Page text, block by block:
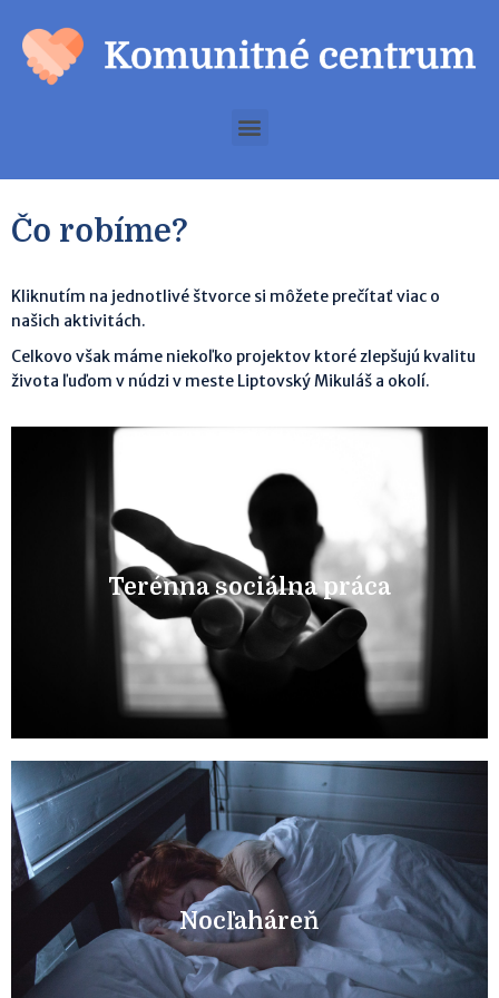
Čo robíme?
Kliknutím na jednotlivé štvorce si môžete prečítať viac o
našich aktivitách.
Celkovo však máme niekoľko projektov ktoré zlepšujú kvalitu
života ľuďom v núdzi v meste Liptovský Mikuláš a okolí.
Terénna sociálna práca
Terénna sociálna práca
Okrem iného sa staráme aj o bezpečie, vzdelanie, či
zamestnanosť občanov.
Dozvedieť sa viac
Nocľaháreň
Nocľaháreň
Poskytujeme teplé a bezpečné ubytovanie počas
noci tým, ktorí to potrebujú.
Dozvedieť sa viac